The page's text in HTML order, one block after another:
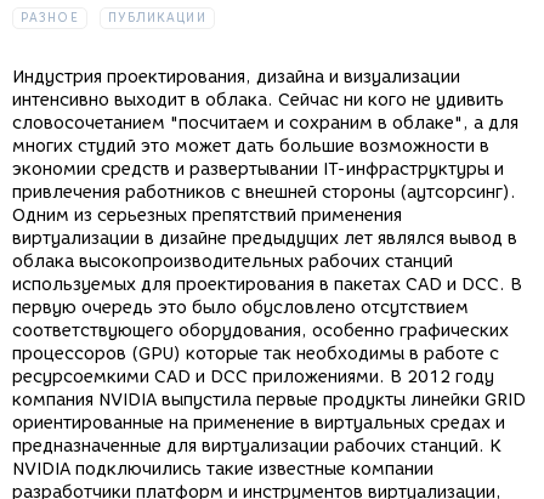
РАЗНОЕ ПУБЛИКАЦИИ
Индустрия проектирования, дизайна и визуализации
интенсивно выходит в облака. Сейчас ни кого не удивить
словосочетанием "посчитаем и сохраним в облаке", а для
многих студий это может дать большие возможности в
экономии средств и развертывании IT-инфраструктуры и
привлечения работников с внешней стороны (аутсорсинг).
Одним из серьезных препятствий применения
виртуализации в дизайне предыдущих лет являлся вывод в
облака высокопроизводительных рабочих станций
используемых для проектирования в пакетах CAD и DCC. В
первую очередь это было обусловлено отсутствием
соответствующего оборудования, особенно графических
процессоров (GPU) которые так необходимы в работе с
ресурсоемкими CAD и DCC приложениями. В 2012 году
компания NVIDIA выпустила первые продукты линейки GRID
ориентированные на применение в виртуальных средах и
предназначенные для виртуализации рабочих станций. К
NVIDIA подключились такие известные компании
разработчики платформ и инструментов виртуализации,